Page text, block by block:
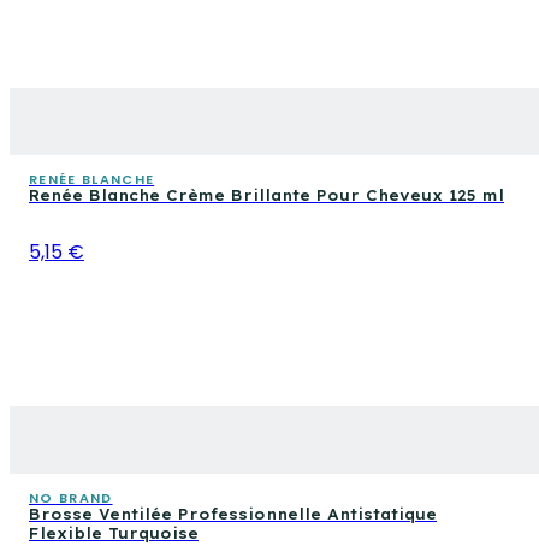
RENÉE BLANCHE
Renée Blanche Crème Brillante Pour Cheveux 125 ml
5,15 €
NO BRAND
Brosse Ventilée Professionnelle Antistatique
Flexible Turquoise